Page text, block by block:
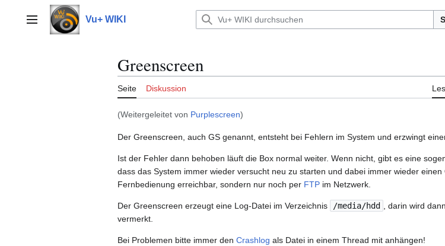
springenHauptmenü Vu+ WIKI
Greenscreen
Seite Diskussion
(Weitergeleitet von Purplescreen)
Der Greenscreen, auch GS genannt, entsteht bei Fehlern im System und erzwingt
Ist der Fehler dann behoben läuft die Box normal weiter. Wenn nicht, gibt es eine
dass das System immer wieder versucht neu zu starten und dabei immer wieder
Fernbedienung erreichbar, sondern nur noch per FTP im Netzwerk.
Der Greenscreen erzeugt eine Log-Datei im Verzeichnis /media/hdd
, darin wird
vermerkt.
Bei Problemen bitte immer den Crashlog als Datei in einem Thread mit anhängen!